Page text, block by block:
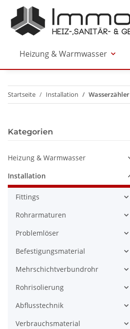
Heizung & Warmwasser
Startseite Installation Wasserzähler
Kategorien
Heizung & Warmwasser
Installation
Fittings
Rohrarmaturen
Problemlöser
Befestigungsmaterial
Mehrschichtverbundrohr
Rohrisolierung
Abflusstechnik
Verbrauchsmaterial